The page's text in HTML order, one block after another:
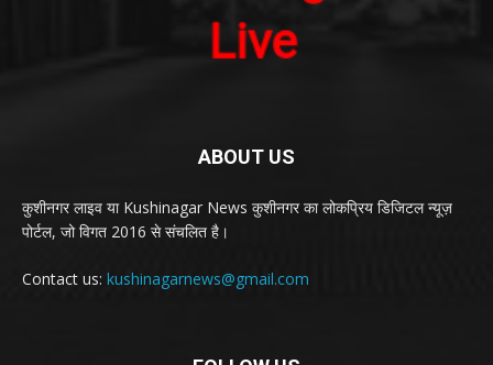
ABOUT US
कुशीनगर लाइव या Kushinagar News कुशीनगर का लोकप्रिय डिजिटल न्यूज़
पोर्टल, जो विगत 2016 से संचलित है।
Contact us: kushinagarnews@gmail.com